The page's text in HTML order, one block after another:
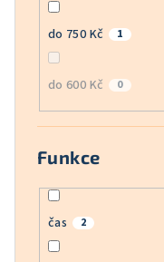
do 750 Kč 1
do 600 Kč 0
Funkce
čas 2